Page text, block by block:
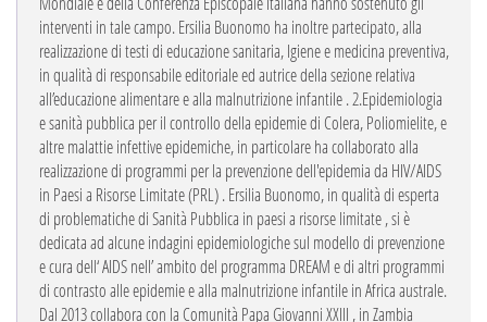
interventi in tale campo. Ersilia Buonomo ha inoltre partecipato, alla
realizzazione di testi di educazione sanitaria, Igiene e medicina preventiva,
in qualità di responsabile editoriale ed autrice della sezione relativa
all’educazione alimentare e alla malnutrizione infantile . 2.Epidemiologia
e sanità pubblica per il controllo della epidemie di Colera, Poliomielite, e
altre malattie infettive epidemiche, in particolare ha collaborato alla
realizzazione di programmi per la prevenzione dell'epidemia da HIV/AIDS
in Paesi a Risorse Limitate (PRL) . Ersilia Buonomo, in qualità di esperta
di problematiche di Sanità Pubblica in paesi a risorse limitate , si è
dedicata ad alcune indagini epidemiologiche sul modello di prevenzione
e cura dell‘ AIDS nell’ ambito del programma DREAM e di altri programmi
di contrasto alle epidemie e alla malnutrizione infantile in Africa australe.
Dal 2013 collabora con la Comunità Papa Giovanni XXIII , in Zambia